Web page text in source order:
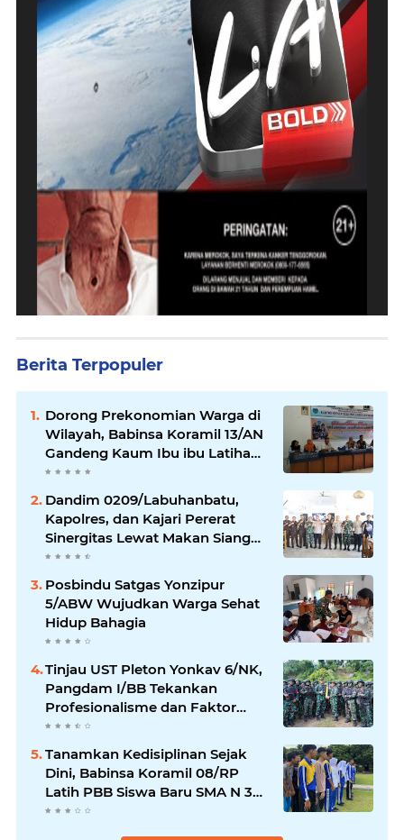
Berita Terpopuler
Dorong Prekonomian Warga di
Wilayah, Babinsa Koramil 13/AN
Gandeng Kaum Ibu ibu Latihan
Jahit Menjahit
Dandim 0209/Labuhanbatu,
Kapolres, dan Kajari Pererat
Sinergitas Lewat Makan Siang
Bersama
Posbindu Satgas Yonzipur
5/ABW Wujudkan Warga Sehat
Hidup Bahagia
Tinjau UST Pleton Yonkav 6/NK,
Pangdam I/BB Tekankan
Profesionalisme dan Faktor
Keamanan
Tanamkan Kedisiplinan Sejak
Dini, Babinsa Koramil 08/RP
Latih PBB Siswa Baru SMA N 3
Rantau Utara